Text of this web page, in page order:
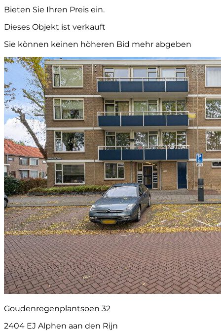
Bieten Sie Ihren Preis ein.
Dieses Objekt ist verkauft
Sie können keinen höheren Bid mehr abgeben
Goudenregenplantsoen 32
2404 EJ Alphen aan den Rijn